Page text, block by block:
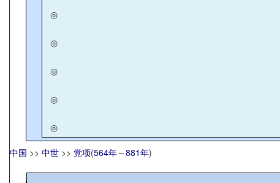
◎
◎
◎
◎
◎
中国 >> 中世 >> 党项(564年～881年)